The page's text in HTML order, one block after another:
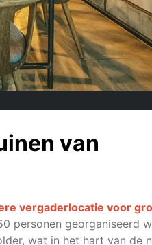
van
vergaderlocatie voor
personen georganiseerd
wat in het hart van de